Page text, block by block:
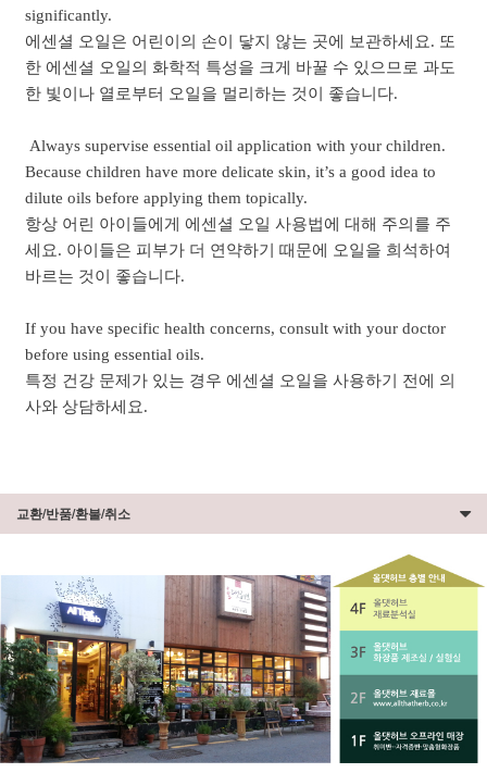
significantly.
에센셜 오일은 어린이의 손이 닿지 않는 곳에 보관하세요. 또
한 에센셜 오일의 화학적 특성을 크게 바꿀 수 있으므로 과도
한 빛이나 열로부터 오일을 멀리하는 것이 좋습니다.
Always supervise essential oil application with your children.
Because children have more delicate skin, it’s a good idea to
dilute oils before applying them topically.
항상 어린 아이들에게 에센셜 오일 사용법에 대해 주의를 주
세요. 아이들은 피부가 더 연약하기 때문에 오일을 희석하여
바르는 것이 좋습니다.
If you have specific health concerns, consult with your doctor
before using essential oils.
특정 건강 문제가 있는 경우 에센셜 오일을 사용하기 전에 의
사와 상담하세요.
교환/반품/환불/취소